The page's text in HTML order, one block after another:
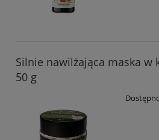
Silnie nawilżająca maska w
50 g